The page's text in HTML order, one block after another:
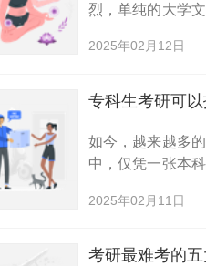
烈，单纯的大学
了2023年专科生考
2025年02月12日
专科生考研可
如今，越来越多
中，仅凭一张本
的考研科目和要求
2025年02月11日
考研最难考的